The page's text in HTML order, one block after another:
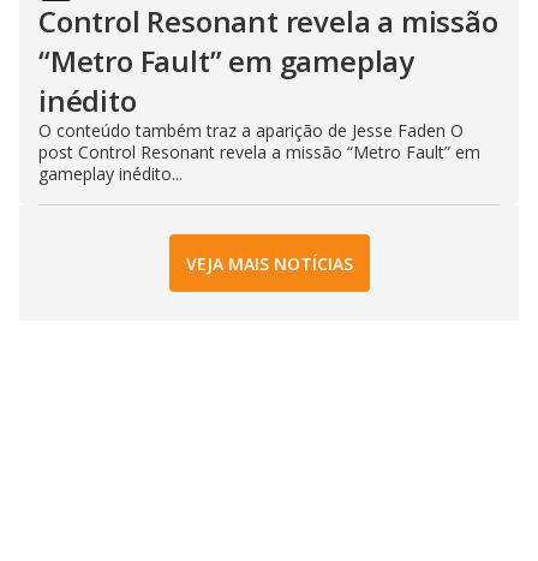
Control Resonant revela a missão
“Metro Fault” em gameplay
inédito
O conteúdo também traz a aparição de Jesse Faden O
post Control Resonant revela a missão “Metro Fault” em
gameplay inédito...
VEJA MAIS NOTÍCIAS